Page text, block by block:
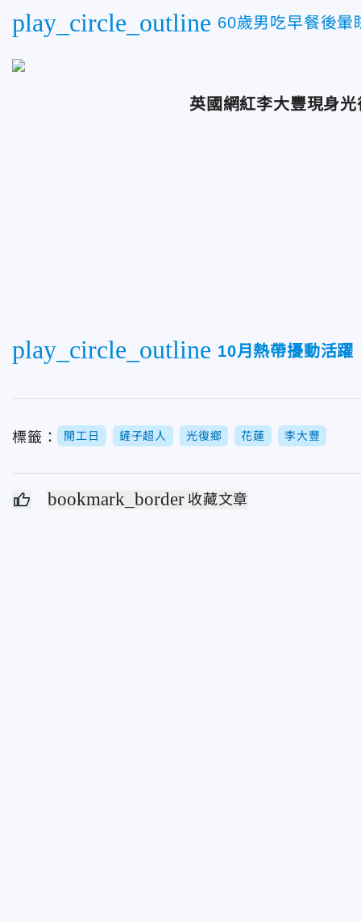
play_circle_outline 60歲男吃早餐後
英國網紅李大豐現身
play_circle_outline 10月熱帶擾動活
標籤： 開工日 鏟子超人 光復鄉 花蓮 李大豐
bookmark_border 收藏文章